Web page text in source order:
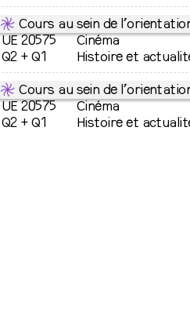
⇋ Cours au sein de
UE 20575
Q2 + Q1
Cinéma
Histoire et
⇋ Cours au sein de
UE 20575
Q2 + Q1
Cinéma
Histoire et